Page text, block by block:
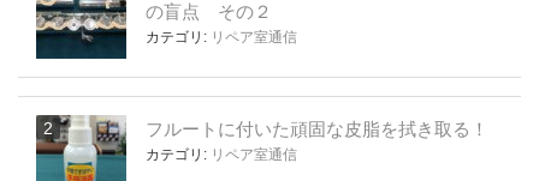
の盲点 その２
カテゴリ: リペア室通信
フルートに付いた頑固な皮脂を拭き取る！
カテゴリ: リペア室通信